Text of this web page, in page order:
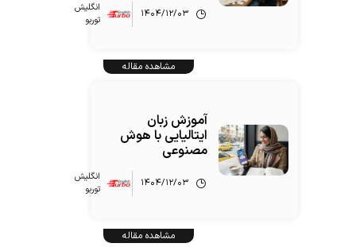
۱۴۰۴/۱۲/۰۳
انگلیش‌
توربو
مشاهده مقاله
آموزش زبان
ایتالیایی با هوش
مصنوعی
۱۴۰۴/۱۲/۰۳
انگلیش‌
توربو
مشاهده مقاله